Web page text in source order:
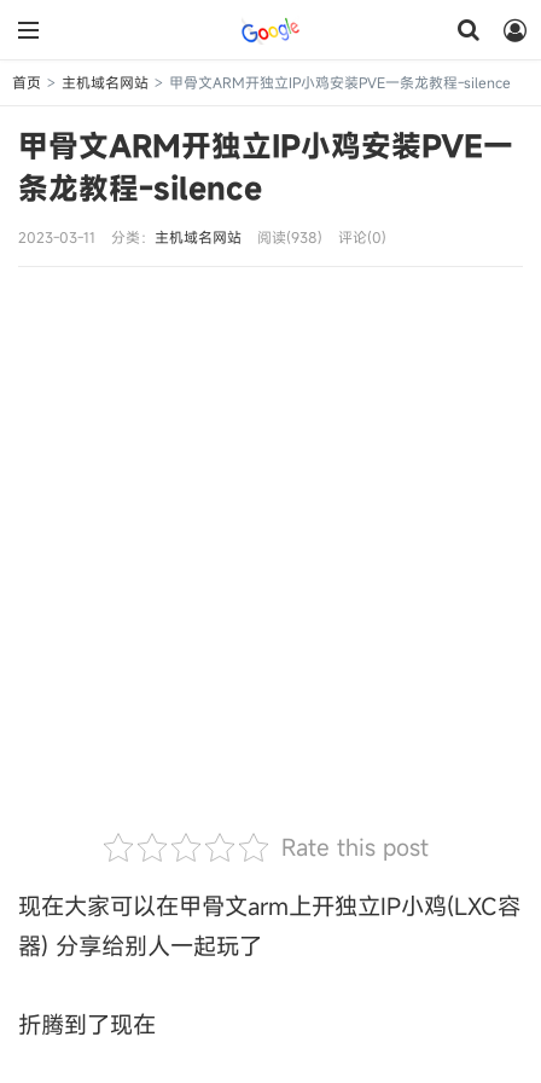
首页 > 主机域名网站 > 甲骨文ARM开独立IP小鸡安装PVE一条龙教程-silence
甲骨文ARM开独立IP小鸡安装PVE一
条龙教程-silence
2023-03-11 分类： 主机域名网站 阅读(938) 评论(0)
Rate this post
现在大家可以在甲骨文arm上开独立IP小鸡(LXC容
器) 分享给别人一起玩了
折腾到了现在